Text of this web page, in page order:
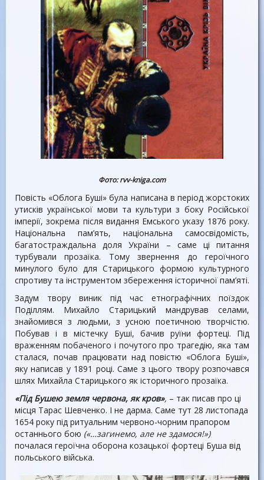
Фото: rvv-kniga.com
Повість «Облога Буші» була написана в період жорстоких
утисків української мови та культури з боку Російської
імперії, зокрема після видання Емського указу 1876 року.
Національна пам’ять, національна самосвідомість,
багатостраждальна доля України – саме ці питання
турбували прозаїка. Тому звернення до героїчного
минулого було для Старицького формою культурного
спротиву та інструментом збереження історичної пам’яті.
Задум твору виник під час етнографічних поїздок
Поділлям. Михайло Старицький мандрував селами,
знайомився з людьми, з усною поетичною творчістю.
Побував і в містечку Буші, бачив руїни фортеці. Під
враженням побаченого і почутого про трагедію, яка там
сталася, почав працювати над повістю «Облога Буші»,
яку написав у 1891 році. Саме з цього твору розпочався
шлях Михайла Старицького як історичного прозаїка.
«Під Бушею земля червона, як кров», – так писав про ці
місця Тарас Шевченко. І не дарма. Саме тут 28 листопада
1654 року під ритуальним червоно-чорним прапором
останнього бою («…загинемо, але не здамося!»)
почалася героїчна оборона козацької фортеці Буша від
польського війська.